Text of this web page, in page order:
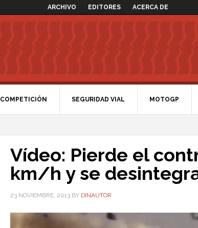
ARCHIVO EDITORES ACERCA DE
COMPETICIÓN SEGURIDAD VIAL MOTOGP
Vídeo: Pierde el
km/h y se
23 NOVIEMBRE, 2013 BY DINAUTOR